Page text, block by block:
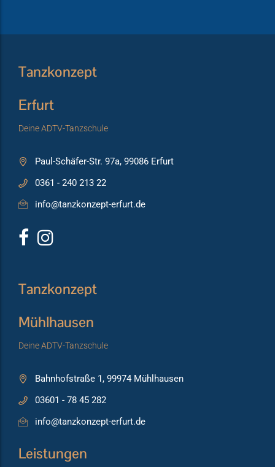
Tanzkonzept
Erfurt
Deine ADTV-Tanzschule
Paul-Schäfer-Str. 97a, 99086 Erfurt
0361 - 240 213 22
info@tanzkonzept-erfurt.de
Tanzkonzept
Mühlhausen
Deine ADTV-Tanzschule
Bahnhofstraße 1, 99974 Mühlhausen
03601 - 78 45 282
info@tanzkonzept-erfurt.de
Leistungen